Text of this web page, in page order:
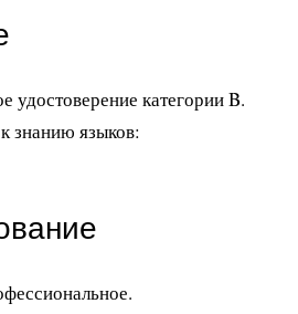
удостоверение категории B.
знанию языков: